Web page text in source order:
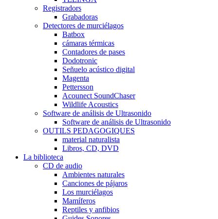
Registradors
Grabadoras
Detectores de murciélagos
Batbox
cámaras térmicas
Contadores de pases
Dodotronic
Señuelo acústico digital
Magenta
Pettersson
Acounect SoundChaser
Wildlife Acoustics
Software de análisis de Ultrasonido
Software de análisis de Ultrasonido
OUTILS PEDAGOGIQUES
material naturalista
Libros, CD, DVD
La biblioteca
CD de audio
Ambientes naturales
Canciones de pájaros
Los murciélagos
Mamíferos
Reptiles y anfibios